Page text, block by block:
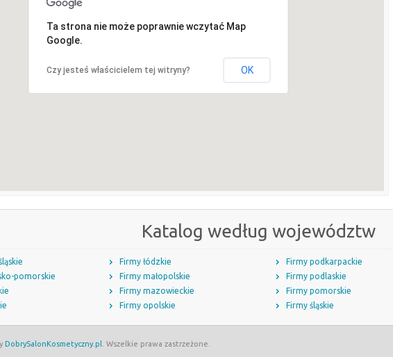
Ta strona nie może poprawnie wczytać Map
Google.
Czy jesteś właścicielem tej witryny? OK
Katalog według województw
pomorskie
Firmy łódzkie
Firmy małopolskie
Firmy mazowieckie
Firmy opolskie
Firmy podkarpackie
Firmy podlaskie
Firmy pomorskie
Firmy śląskie
DobrySalonKosmetyczny.pl . Wszelkie prawa zastrzeżone.